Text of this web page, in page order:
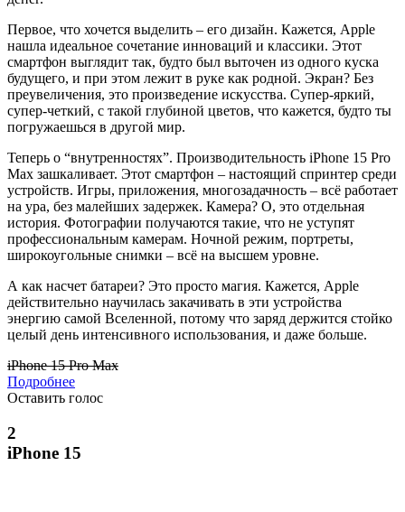
Первое, что хочется выделить – его дизайн. Кажется, Apple
нашла идеальное сочетание инноваций и классики. Этот
смартфон выглядит так, будто был выточен из одного куска
будущего, и при этом лежит в руке как родной. Экран? Без
преувеличения, это произведение искусства. Супер-яркий,
супер-четкий, с такой глубиной цветов, что кажется, будто ты
погружаешься в другой мир.
Теперь о “внутренностях”. Производительность iPhone 15 Pro
Max зашкаливает. Этот смартфон – настоящий спринтер среди
устройств. Игры, приложения, многозадачность – всё работает
на ура, без малейших задержек. Камера? О, это отдельная
история. Фотографии получаются такие, что не уступят
профессиональным камерам. Ночной режим, портреты,
широкоугольные снимки – всё на высшем уровне.
А как насчет батареи? Это просто магия. Кажется, Apple
действительно научилась закачивать в эти устройства
энергию самой Вселенной, потому что заряд держится стойко
целый день интенсивного использования, и даже больше.
iPhone 15 Pro Max
Подробнее
Оставить голос
2
iPhone 15